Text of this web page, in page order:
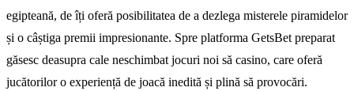
egipteană, de îți oferă posibilitatea de a dezlega misterele piramidelor
și o câștiga premii impresionante. Spre platforma GetsBet preparat
găsesc deasupra cale neschimbat jocuri noi să casino, care oferă
jucătorilor o experiență de joacă inedită și plină să provocări.